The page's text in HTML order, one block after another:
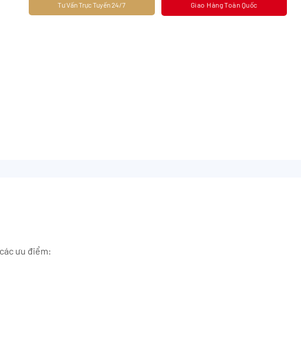
Tư Vấn Trực Tuyến 24/7 Giao Hàng Toàn Quốc
ưu điểm: